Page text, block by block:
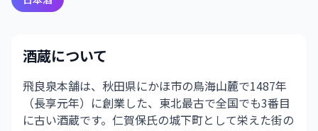
酒蔵について
飛良泉本舗は、秋田県にかほ市の鳥海山麓で1487年
（長享元年）に創業した、東北最古で全国でも3番目
に古い酒蔵です。仁賀保氏の城下町として栄えた街の